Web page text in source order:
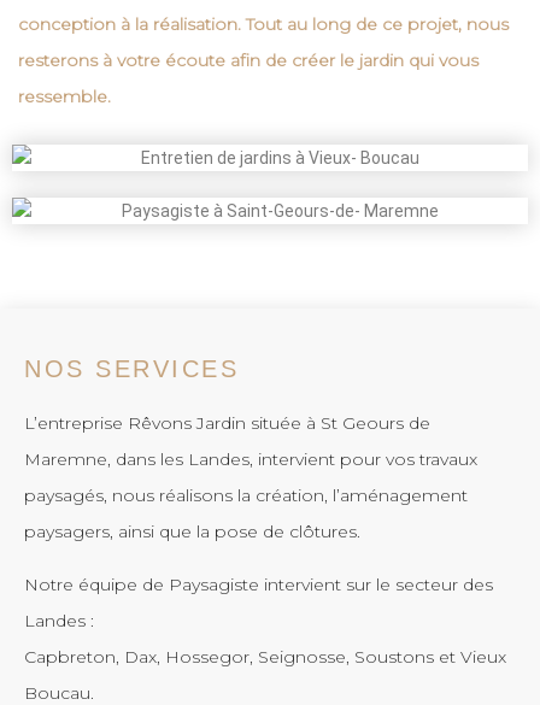
conception à la réalisation. Tout au long de ce projet, nous
resterons à votre écoute afin de créer le jardin qui vous
ressemble.
NOS SERVICES
L’entreprise Rêvons Jardin située à St Geours de
Maremne, dans les Landes, intervient pour vos travaux
paysagés, nous réalisons la création, l’aménagement
paysagers, ainsi que la pose de clôtures.
Notre équipe de Paysagiste intervient sur le secteur des
Landes :
Capbreton, Dax, Hossegor, Seignosse, Soustons et Vieux
Boucau.